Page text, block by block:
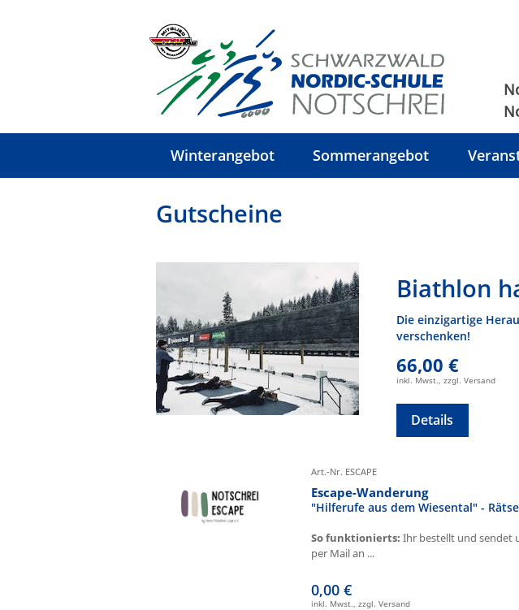
Winterangebot Sommerangebot
Gutscheine
Biathlon
Die einzigartige
verschenken!
66,00 €
inkl. Mwst., zzgl. Versand
Details
Art.-Nr. ESCAPE
Escape-Wanderung
"Hilferufe aus dem Wiesental" -
So funktionierts: Ihr bestellt und sendet
per Mail an ...
0,00 €
inkl. Mwst., zzgl. Versand